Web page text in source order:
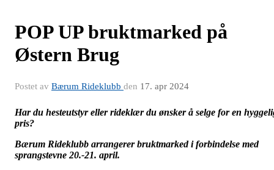
POP UP bruktmarked på
Østern Brug
Postet av Bærum Rideklubb den 17. apr 2024
Har du hesteutstyr eller rideklær du ønsker å selge for en
pris?
Bærum Rideklubb arrangerer bruktmarked i forbindelse med
sprangstevne 20.-21. april.